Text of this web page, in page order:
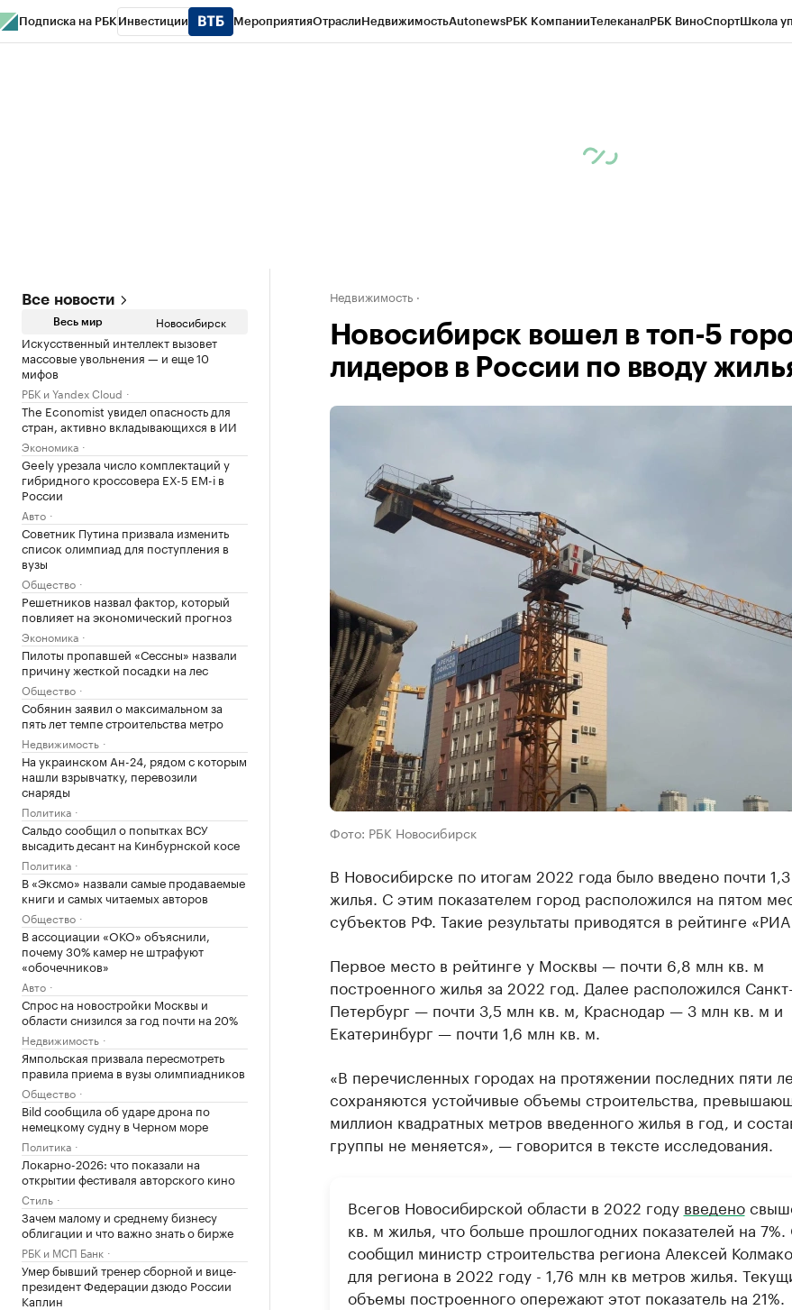
Подписка на РБК Инвестиции МероприятияОтраслиНедвижимостьAutonewsРБК КомпанииТелеканалРБК ВиноСпортШкола
Все новости
Весь мир Новосибирск
Искусственный интеллект вызовет
массовые увольнения — и еще 10
мифов
РБК и Yandex Cloud
The Economist увидел опасность для
стран, активно вкладывающихся в ИИ
Экономика
Geely урезала число комплектаций у
гибридного кроссовера EX-5 EM-i в
России
Авто
Советник Путина призвала изменить
список олимпиад для поступления в
вузы
Общество
Решетников назвал фактор, который
повлияет на экономический прогноз
Экономика
Пилоты пропавшей «Сессны» назвали
причину жесткой посадки на лес
Общество
Собянин заявил о максимальном за
пять лет темпе строительства метро
Недвижимость
На украинском Ан-24, рядом с которым
нашли взрывчатку, перевозили
снаряды
Политика
Сальдо сообщил о попытках ВСУ
высадить десант на Кинбурнской косе
Политика
В «Эксмо» назвали самые продаваемые
книги и самых читаемых авторов
Общество
В ассоциации «ОКО» объяснили,
почему 30% камер не штрафуют
«обочечников»
Авто
Спрос на новостройки Москвы и
области снизился за год почти на 20%
Недвижимость
Ямпольская призвала пересмотреть
правила приема в вузы олимпиадников
Общество
Bild сообщила об ударе дрона по
немецкому судну в Черном море
Политика
Локарно-2026: что показали на
открытии фестиваля авторского кино
Стиль
Зачем малому и среднему бизнесу
облигации и что важно знать о бирже
РБК и МСП Банк
Умер бывший тренер сборной и вице-
президент Федерации дзюдо России
Каплин
Недвижимость
Новосибирск вошел в топ-5
лидеров в России по вводу
Фото: РБК Новосибирск
В Новосибирске по итогам 2022 года было введено почти
жилья. С этим показателем город расположился на пятом
субъектов РФ. Такие результаты приводятся в рейтинге
Первое место в рейтинге у Москвы — почти 6,8 млн кв. м
построенного жилья за 2022 год. Далее расположился Санкт-
Петербург — почти 3,5 млн кв. м, Краснодар — 3 млн кв. м и
Екатеринбург — почти 1,6 млн кв. м.
«В перечисленных городах на протяжении последних пяти
сохраняются устойчивые объемы строительства,
миллион квадратных метров введенного жилья в год, и
группы не меняется», — говорится в тексте исследования.
Всегов Новосибирской области в 2022 году введено
кв. м жилья, что больше прошлогодних показателей на
сообщил министр строительства региона Алексей
для региона в 2022 году - 1,76 млн кв метров жилья.
объемы построенного опережают этот показатель на 21%.